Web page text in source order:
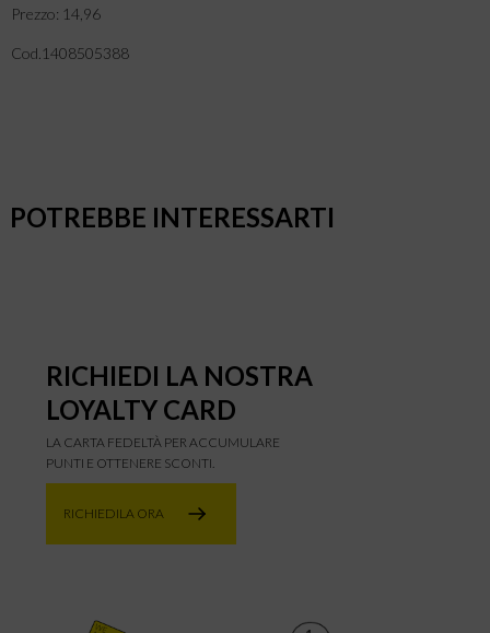
Prezzo: 14,96
Cod.1408505388
POTREBBE INTERESSARTI
RICHIEDI LA NOSTRA
LOYALTY CARD
LA CARTA FEDELTÀ PER ACCUMULARE
PUNTI E OTTENERE SCONTI.
RICHIEDILA ORA